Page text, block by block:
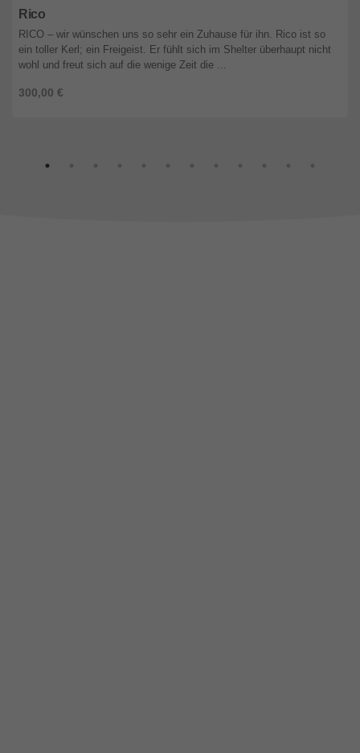
Rico
300,00 €
RICO – wir wünschen uns so sehr ein Zuhause für ihn. Rico ist so
ein toller Kerl; ein Freigeist. Er fühlt sich im Shelter überhaupt nicht
wohl und freut sich auf die wenige Zeit die ...